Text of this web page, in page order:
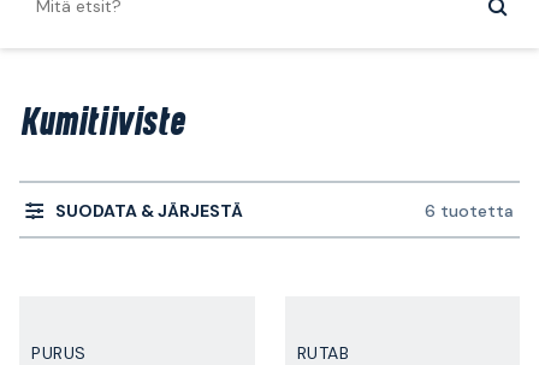
Kumitiiviste
SUODATA & JÄRJESTÄ 6 tuotetta
PURUS RUTAB